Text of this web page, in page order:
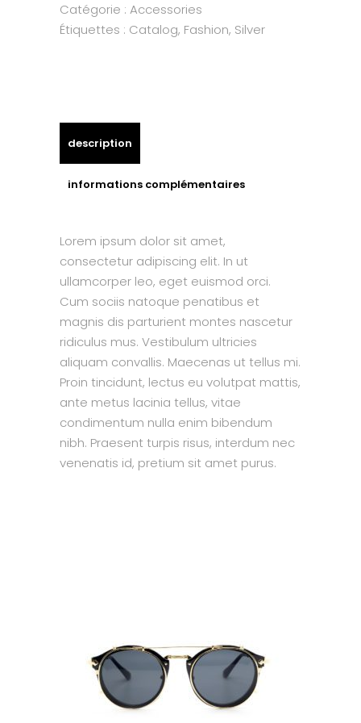
Catégorie : Accessories
Étiquettes : Catalog, Fashion, Silver
description
informations complémentaires
Lorem ipsum dolor sit amet,
consectetur adipiscing elit. In ut
ullamcorper leo, eget euismod orci.
Cum sociis natoque penatibus et
magnis dis parturient montes nascetur
ridiculus mus. Vestibulum ultricies
aliquam convallis. Maecenas ut tellus mi.
Proin tincidunt, lectus eu volutpat mattis,
ante metus lacinia tellus, vitae
condimentum nulla enim bibendum
nibh. Praesent turpis risus, interdum nec
venenatis id, pretium sit amet purus.